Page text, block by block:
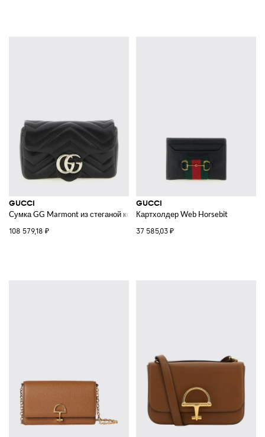
GUCCI
Сумка GG Marmont из стеганой кожи наппа
108 579,18 ₽
GUCCI
Картхолдер Web Horsebit
37 585,03 ₽